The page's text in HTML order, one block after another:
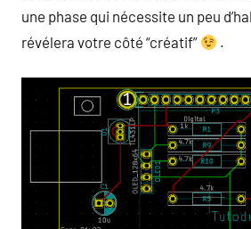
une phase qui nécessite un peu
révélera votre côté “créatif”
.